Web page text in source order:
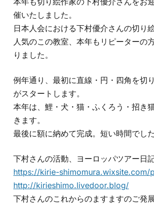
催いたしました。
日本人会における下村優介さんの切り
人気のこの教室、本年もリピーターの
りました。
例年通り、最初に直線・円・四角を切
がスタートします。
本年は、鯉・犬・猫・ふくろう・招き
きます。
最後に額に納めて完成。短い時間でし
下村さんの活動、ヨーロッパツアー日
https://kirie-shimomura.wixsite.com/
http://kirieshimo.livedoor.blog/
下村さんのこれからのますますのご発